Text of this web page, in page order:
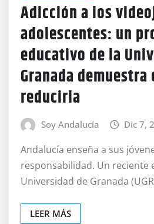
Adicción a los
adolescentes: un
educativo de la
Granada demuestra
reducirla
Soy Andalucía Dic 7,
Andalucía enseña a sus
responsabilidad. Un reciente
Universidad de Granada
LEER MÁS